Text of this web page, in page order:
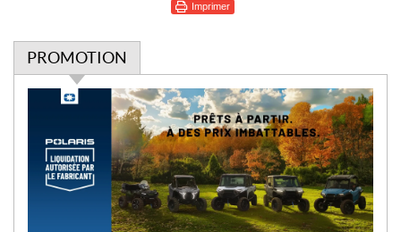
Imprimer
PROMOTION